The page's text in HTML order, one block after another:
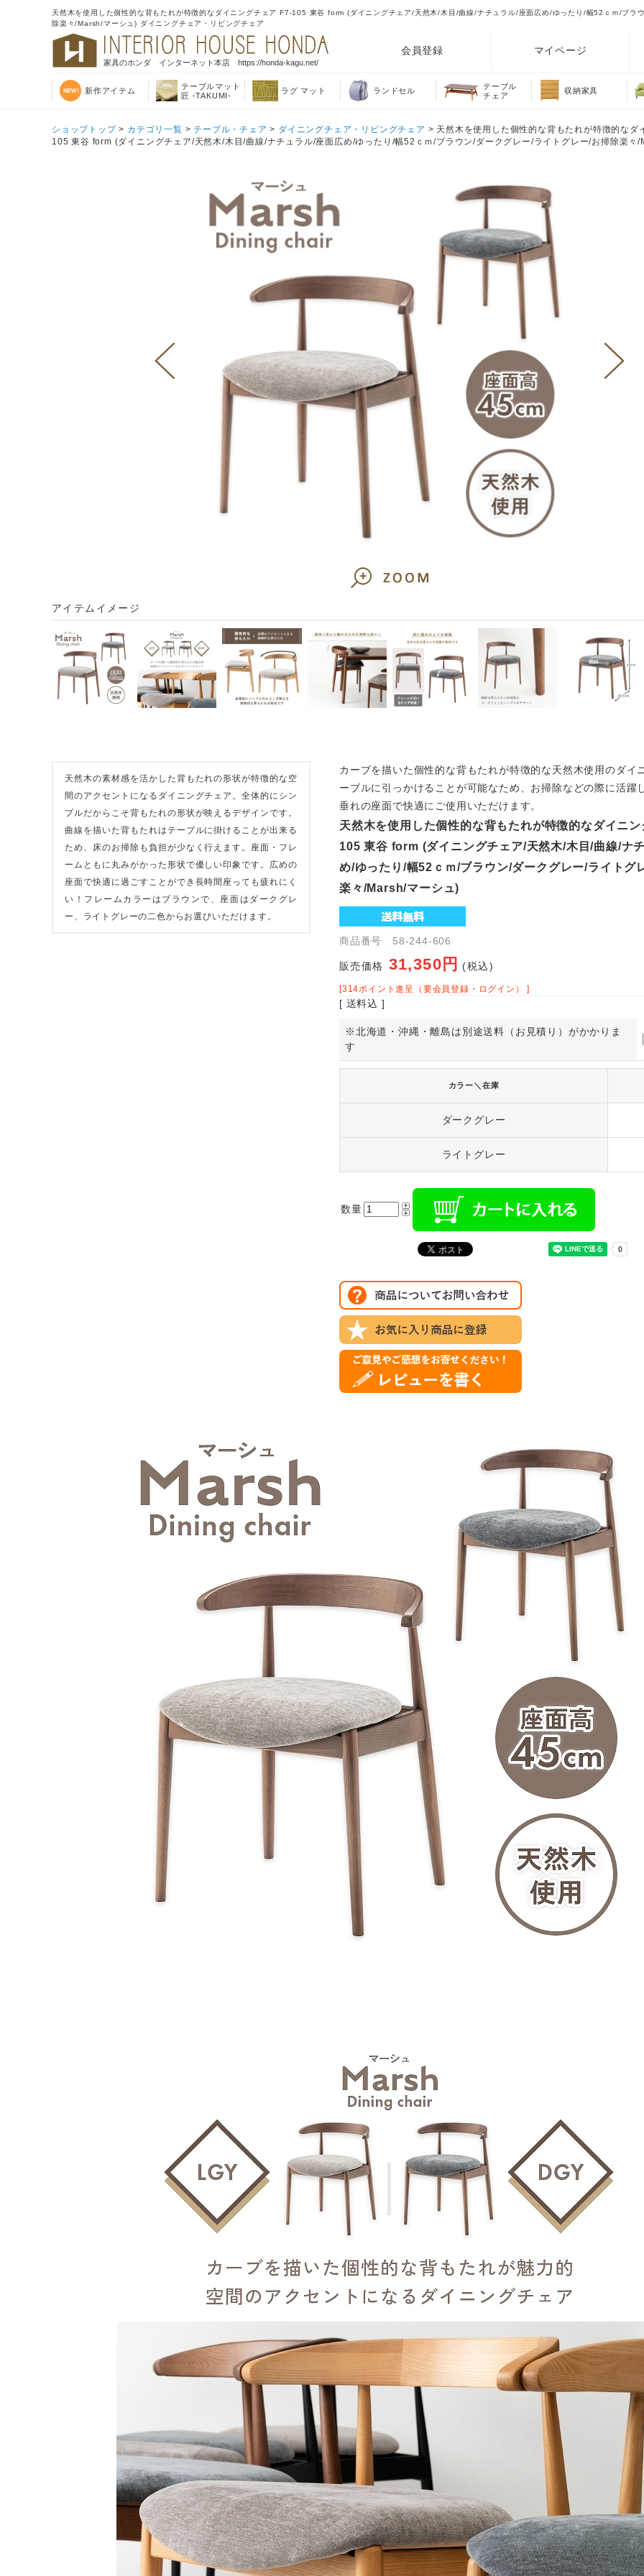
天然木を使用した個性的な背もたれが特徴的なダイニングチェア F7-105 東谷 form (ダイニングチェア/天然木/木目/曲線/ナチュラル/座面広め/ゆったり/幅52ｃｍ/ブラ
除楽々/Marsh/マーシュ) ダイニングチェア・リビングチェア
家具のホンダ インターネット本店 https://honda-kagu.net/
会員登録 マイページ
新作アイテム
テーブルマット
匠 -TAKUMI-
ラグ マット ランドセル
テーブル
チェア
収納家具
ショップトップ> カテゴリ一覧 > テーブル・チェア > ダイニングチェア・リビングチェア > 天然木を使用した個性的な背もたれが特徴的なダ
105 東谷 form (ダイニングチェア/天然木/木目/曲線/ナチュラル/座面広め/ゆったり/幅52ｃｍ/ブラウン/ダークグレー/ライトグレー/お掃除楽々
アイテムイメージ
天然木の素材感を活かした背もたれの形状が特徴的な空
間のアクセントになるダイニングチェア。全体的にシン
プルだからこそ背もたれの形状が映えるデザインです。
曲線を描いた背もたれはテーブルに掛けることが出来る
ため、床のお掃除も負担が少なく行えます。座面・フレ
ームともに丸みがかった形状で優しい印象です。広めの
座面で快適に過ごすことができ長時間座っても疲れにく
い！フレームカラーはブラウンで、座面はダークグレ
ー、ライトグレーの二色からお選びいただけます。
カーブを描いた個性的な背もたれが特徴的な天然木使用のダイ
ーブルに引っかけることが可能なため、お掃除などの際に活躍
垂れの座面で快適にご使用いただけます。
天然木を使用した個性的な背もたれが特徴的なダイニ
105 東谷 form (ダイニングチェア/天然木/木目/曲線/ナ
め/ゆったり/幅52ｃｍ/ブラウン/ダークグレー/ライトグ
楽々/Marsh/マーシュ)
商品番号 58-244-606
販売価格 31,350円 (税込)
[314ポイント進呈（要会員登録・ログイン） ]
[ 送料込 ]
※北海道・沖縄・離島は別途送料（お見積り）がかかりま
す
カラー＼在庫
ダークグレー
ライトグレー
数量